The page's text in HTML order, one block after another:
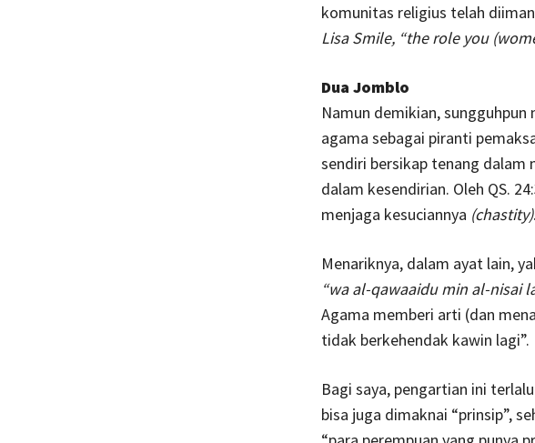
komunitas religius telah
Lisa Smile, “the role you
Dua Jomblo
Namun demikian,
agama sebagai piranti
sendiri bersikap tenang dalam
dalam kesendirian. Oleh QS.
menjaga kesuciannya (chastity).
Menariknya, dalam ayat lain,
“wa al-qawaaidu min al-nisai
Agama memberi arti (dan
tidak berkehendak kawin lagi”.
Bagi saya, pengartian ini
bisa juga dimaknai “prinsip”,